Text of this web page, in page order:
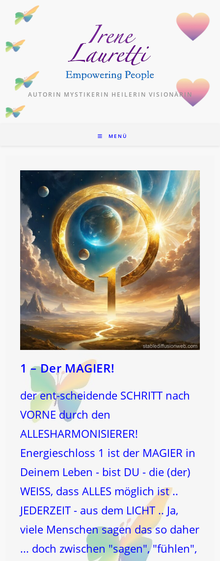
Inhalt
AUTORIN MYSTIKERIN HEILERIN VISIONÄRIN
MENÜ
1 – Der MAGIER!
der ent-scheidende SCHRITT nach
VORNE durch den
ALLESHARMONISIERER!
Energieschloss 1 ist der MAGIER in
Deinem Leben - bist DU - die (der)
WEISS, dass ALLES möglich ist ..
JEDERZEIT - aus dem LICHT .. Ja,
viele Menschen sagen das so daher
... doch zwischen "sagen", "fühlen",